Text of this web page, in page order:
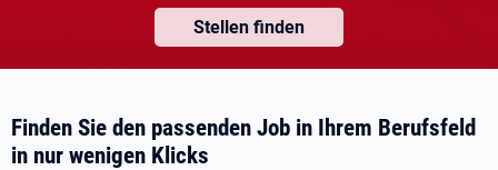
Stellen finden
Finden Sie den passenden Job in Ihrem Berufsfeld
in nur wenigen Klicks